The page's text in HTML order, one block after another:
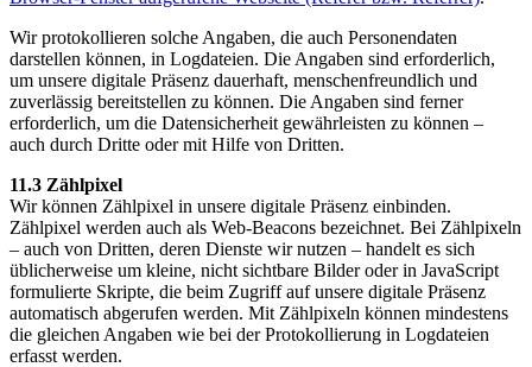
Wir protokollieren solche Angaben, die auch Personendaten
darstellen können, in Logdateien. Die Angaben sind erforderlich,
um unsere digitale Präsenz dauerhaft, menschenfreundlich und
zuverlässig bereitstellen zu können. Die Angaben sind ferner
erforderlich, um die Datensicherheit gewährleisten zu können –
auch durch Dritte oder mit Hilfe von Dritten.
11.3 Zählpixel
Wir können Zählpixel in unsere digitale Präsenz einbinden.
Zählpixel werden auch als Web-Beacons bezeichnet. Bei Zählpixeln
– auch von Dritten, deren Dienste wir nutzen – handelt es sich
üblicherweise um kleine, nicht sichtbare Bilder oder in JavaScript
formulierte Skripte, die beim Zugriff auf unsere digitale Präsenz
automatisch abgerufen werden. Mit Zählpixeln können mindestens
die gleichen Angaben wie bei der Protokollierung in Logdateien
erfasst werden.